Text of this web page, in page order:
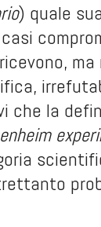
) quale
che la